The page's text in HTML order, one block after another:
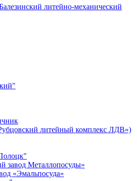
литейно-механический
литейный комплекс ЛДВ»)
завод Металлопосуды»
«Эмальпосуда»